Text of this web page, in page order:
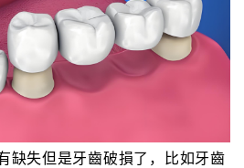
失但是牙齒破損了，比如牙齒